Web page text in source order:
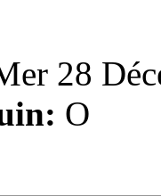
28
O